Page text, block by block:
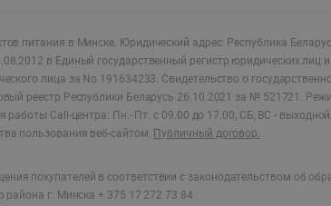
питания в Минске. Юридический адрес: Республика
в Единый государственный регистр юридических лиц
лица за No 191634233. Свидетельство о
реестр Республики Беларусь 26.10.2021 за № 521721.
работы Call-центра: Пн.- Пт. с 09.00 до 17.00, СБ, ВС - выходной
пользования веб-сайтом. Публичный договор.
покупателей в соответствии с законодательством об
района г. Минска + 375 17 272 73 84 .